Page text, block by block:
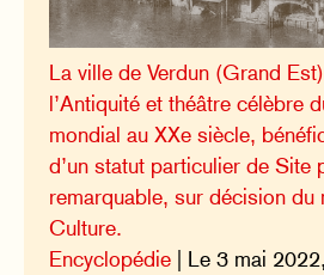
La ville de Verdun (Grand
l’Antiquité et théâtre célèbre
mondial au XXe siècle,
d’un statut particulier de Site
remarquable, sur décision du
Culture.
Encyclopédie | Le 3 mai